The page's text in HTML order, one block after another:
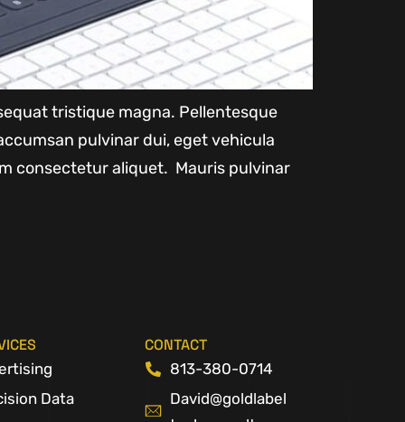
tristique magna. Pellentesque
pulvinar dui, eget vehicula
consectetur aliquet. Mauris pulvinar
Data
CONTACT
813-380-0714
David@goldlabel